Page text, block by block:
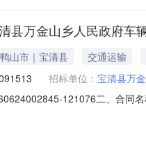
县万金山乡人民政府车
山市｜宝清县
交通运输
招标单位： 宝清县万
121076二、合同
鸭山销售分公司地址：双鸭